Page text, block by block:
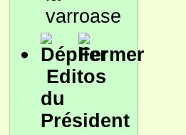
varroase
Editos
du
Président